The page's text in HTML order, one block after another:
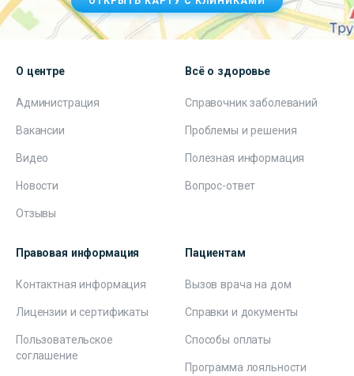
О центре
Администрация
Вакансии
Видео
Новости
Отзывы
Всё о здоровье
Справочник заболеваний
Проблемы и решения
Полезная информация
Вопрос-ответ
Правовая информация
Контактная информация
Лицензии и сертификаты
Пользовательское
соглашение
Пациентам
Вызов врача на дом
Справки и документы
Способы оплаты
Программа лояльности